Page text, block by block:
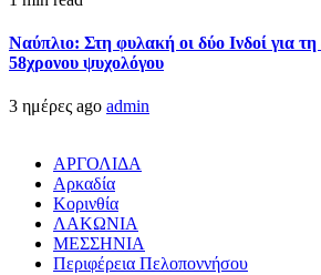
Ναύπλιο: Στη φυλακή οι δύο Ινδοί για
58χρονου ψυχολόγου
3 ημέρες ago admin
ΑΡΓΟΛΙΔΑ
Αρκαδία
Κορινθία
ΛΑΚΩΝΙΑ
ΜΕΣΣΗΝΙΑ
Περιφέρεια Πελοποννήσου